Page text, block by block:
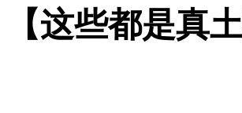
【这些都是真